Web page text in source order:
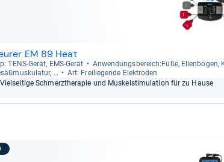
EM 89 Heat
TENS-​Gerät, EMS-​Gerät
Anwen­dungs­be­reich:Füße,
…
Art: Frei­lie­gende Elek­tro­den
Viel­sei­tige Schmerz­the­ra­pie und Mus­kel­sti­mu­la­tion für zu Hause